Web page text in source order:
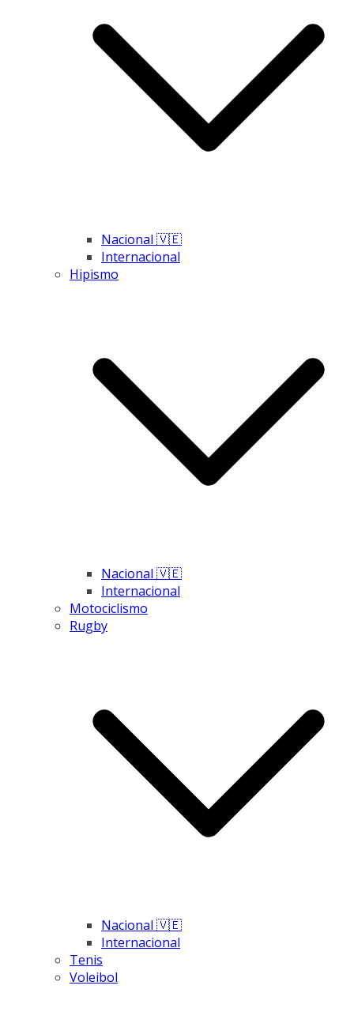
Nacional 🇻🇪
Internacional
Hipismo
Nacional 🇻🇪
Internacional
Motociclismo
Rugby
Nacional 🇻🇪
Internacional
Tenis
Voleibol